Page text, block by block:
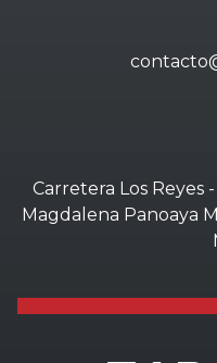
Carretera Los Reyes
Magdalena Panoaya